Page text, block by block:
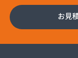
お見